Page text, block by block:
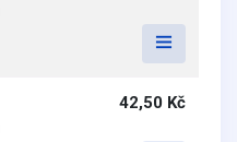
42,50 Kč